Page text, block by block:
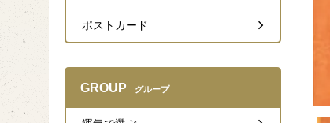
ポストカード
GROUP グループ